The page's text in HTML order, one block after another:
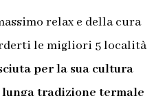
relax e della cura
le migliori 5 località
per la sua cultura
lunga tradizione termale